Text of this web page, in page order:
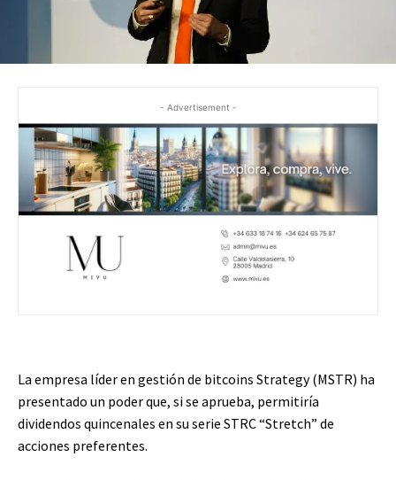
- Advertisement -
La empresa líder en gestión de bitcoins Strategy (MSTR) ha
presentado un poder que, si se aprueba, permitiría
dividendos quincenales en su serie STRC “Stretch” de
acciones preferentes.